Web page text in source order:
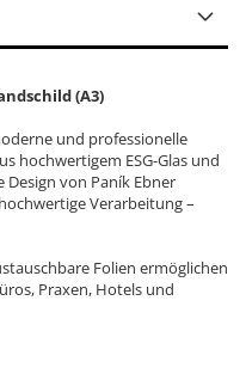
(A3)
und professionelle
hochwertigem ESG-Glas und
von Paník Ebner
Verarbeitung –
Folien ermöglichen
Praxen, Hotels und